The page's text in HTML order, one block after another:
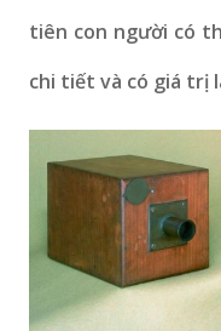
tiên con người có
chi tiết và có giá trị